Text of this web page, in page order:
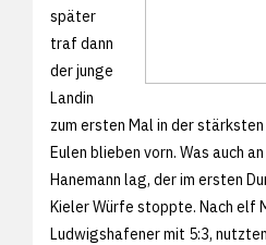
später
traf dann
der junge
Landin
zum ersten Mal in der
Eulen blieben vorn. Was auch
Hanemann lag, der im ersten
Kieler Würfe stoppte. Nach elf
Ludwigshafener mit 5:3,